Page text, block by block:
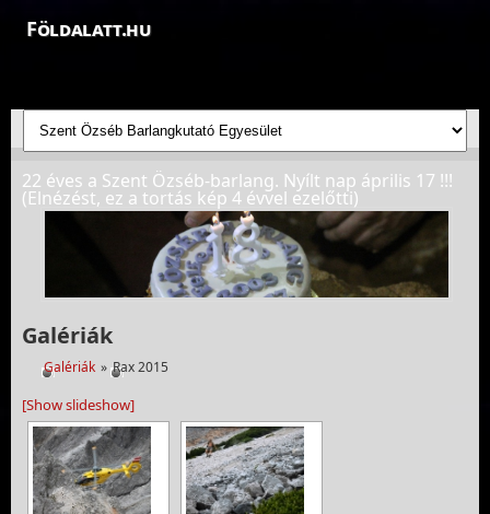
Földalatt.hu
Felfedezések a föld alatt - feltáró barlangkutatások
22 éves a Szent Özséb-barlang. Nyílt nap április 17 !!!
(Elnézést, ez a tortás kép 4 évvel ezelőtti)
Galériák
Galériák » Rax 2015
[Show slideshow]